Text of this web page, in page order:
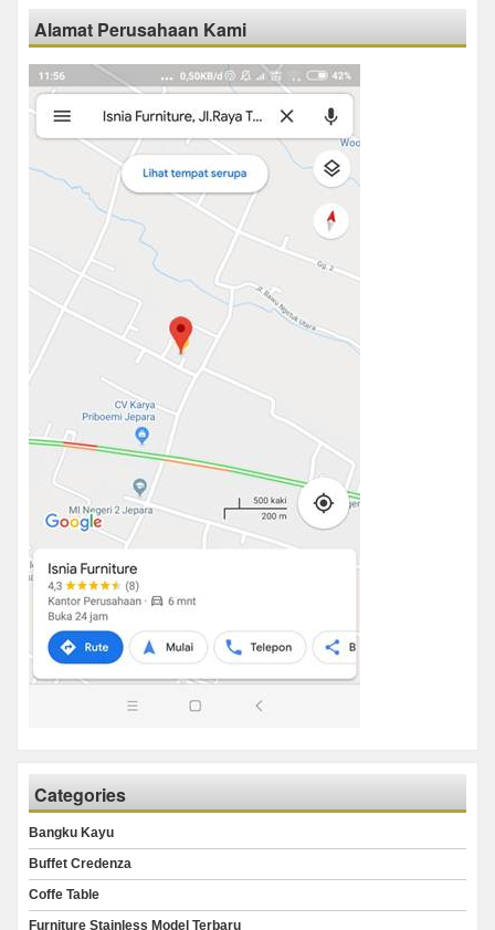
Alamat Perusahaan Kami
Categories
Bangku Kayu
Buffet Credenza
Coffe Table
Furniture Stainless Model Terbaru